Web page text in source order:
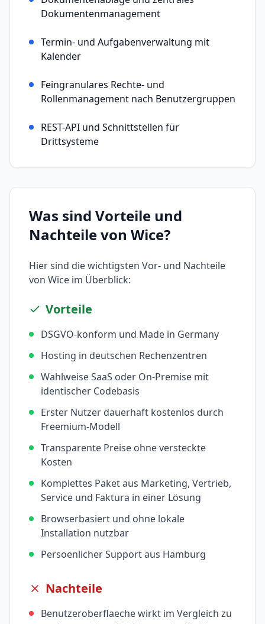
Dokumentenmanagement
Termin- und Aufgabenverwaltung mit
Kalender
Feingranulares Rechte- und
Rollenmanagement nach Benutzergruppen
REST-API und Schnittstellen für
Drittsysteme
Was sind Vorteile und
Nachteile von Wice?
Hier sind die wichtigsten Vor- und Nachteile
von Wice im Überblick:
Vorteile
DSGVO-konform und Made in Germany
Hosting in deutschen Rechenzentren
Wahlweise SaaS oder On-Premise mit
identischer Codebasis
Erster Nutzer dauerhaft kostenlos durch
Freemium-Modell
Transparente Preise ohne versteckte
Kosten
Komplettes Paket aus Marketing, Vertrieb,
Service und Faktura in einer Lösung
Browserbasiert und ohne lokale
Installation nutzbar
Persoenlicher Support aus Hamburg
Nachteile
Benutzeroberflaeche wirkt im Vergleich zu